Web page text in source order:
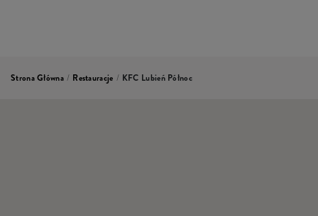
Strona Główna / Restauracje / KFC Lubień Północ